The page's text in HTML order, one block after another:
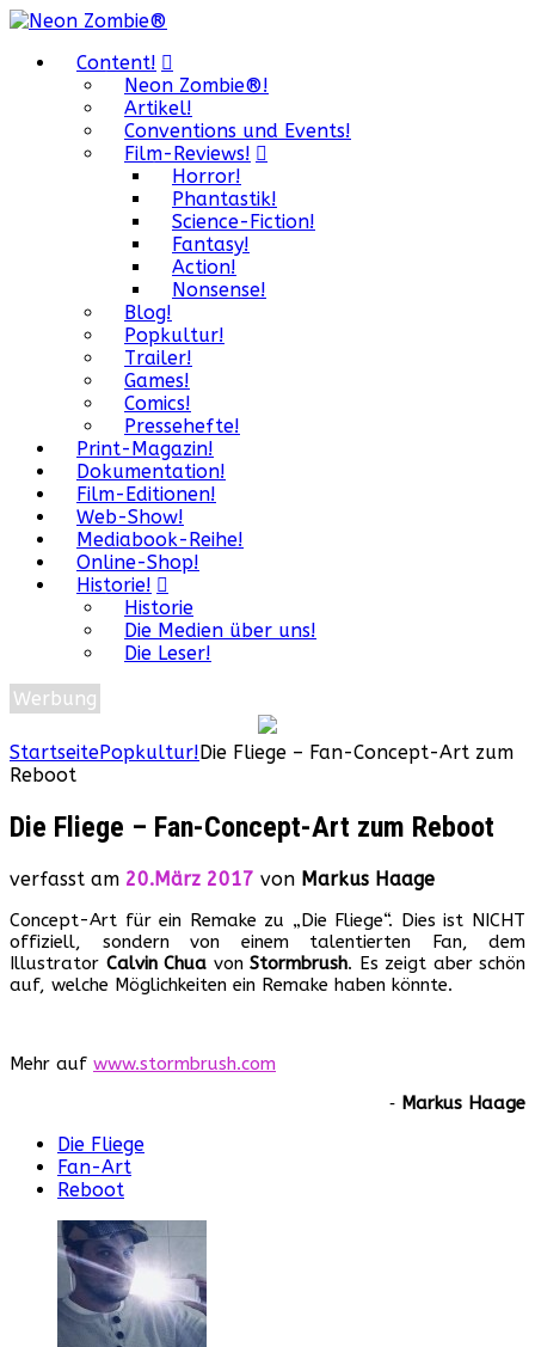
Content!
Neon Zombie®!
Artikel!
Conventions und Events!
Film-Reviews!
Horror!
Phantastik!
Science-Fiction!
Fantasy!
Action!
Nonsense!
Blog!
Popkultur!
Trailer!
Games!
Comics!
Pressehefte!
Print-Magazin!
Dokumentation!
Film-Editionen!
Web-Show!
Mediabook-Reihe!
Online-Shop!
Historie!
Historie
Die Medien über uns!
Die Leser!
Werbung
StartseitePopkultur!Die Fliege – Fan-Concept-Art zum
Reboot
Die Fliege – Fan-Concept-Art zum Reboot
verfasst am 20.März 2017 von Markus Haage
Concept-Art für ein Remake zu „Die Fliege“. Dies ist NICHT
offiziell, sondern von einem talentierten Fan, dem
Illustrator Calvin Chua von Stormbrush. Es zeigt aber schön
auf, welche Möglichkeiten ein Remake haben könnte.
Mehr auf www.stormbrush.com
‐ Markus Haage
Die Fliege
Fan-Art
Reboot